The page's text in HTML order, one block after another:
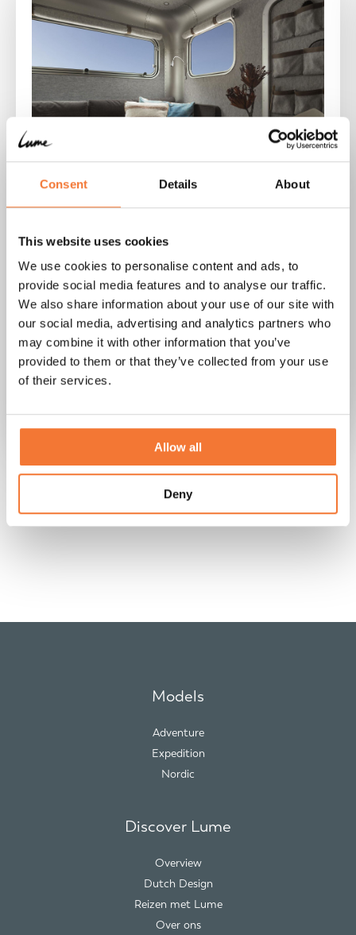
Consent Details About
This website uses cookies
We use cookies to personalise content and ads, to
provide social media features and to analyse our traffic.
We also share information about your use of our site with
our social media, advertising and analytics partners who
may combine it with other information that you’ve
provided to them or that they’ve collected from your use
of their services.
Allow all
Deny
"De Nordic is perfect.
Onze Traveler wekt grote
belangstelling, waar we
ook zijn."
Lume Nordic
Models
Adventure
Expedition
Nordic
Discover Lume
Overview
Dutch Design
Reizen met Lume
Over ons